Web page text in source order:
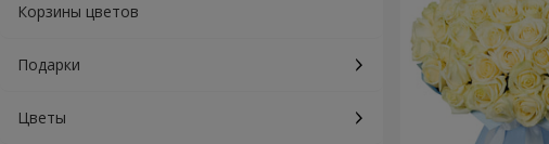
Корзины цветов
Подарки
Цветы